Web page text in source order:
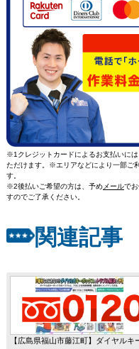
※1クレジットカードによるお支払いに
ただけます。※エリアなどにより一部ご
す。
※2後払いご希望の方は、予めメールで
すのでご了承ください。
関連記事
【広島県福山市藤江町】ダイヤルキ